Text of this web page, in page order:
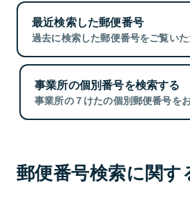
最近検索した郵便番号
過去に検索した郵便番号をご覧いた
事業所の個別番号を検索する
事業所の７けたの個別郵便番号を
郵便番号検索に関す